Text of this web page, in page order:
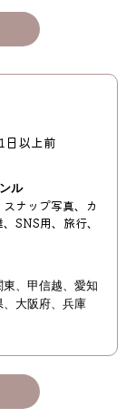
日以上前
ル
ナップ写真、カ
SNS用、旅行、
東 甲信越
愛知
大阪府
兵庫